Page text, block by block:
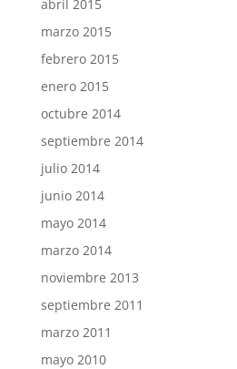
abril 2015
marzo 2015
febrero 2015
enero 2015
octubre 2014
septiembre 2014
julio 2014
junio 2014
mayo 2014
marzo 2014
noviembre 2013
septiembre 2011
marzo 2011
mayo 2010